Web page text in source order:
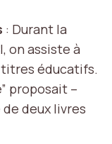
: Durant la
on assiste à
éducatifs.
proposait –
deux livres